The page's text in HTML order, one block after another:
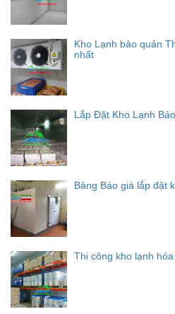
Kho Lạnh bảo quản
nhất
Lắp Đặt Kho Lạnh
Bảng Báo giá lắp đặt
Thi công kho lạnh